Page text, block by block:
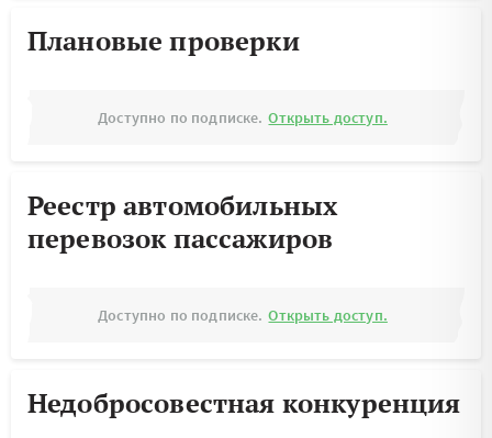
Плановые проверки
Доступно по подписке. Открыть доступ.
Реестр автомобильных
перевозок пассажиров
Доступно по подписке. Открыть доступ.
Недобросовестная конкуренция